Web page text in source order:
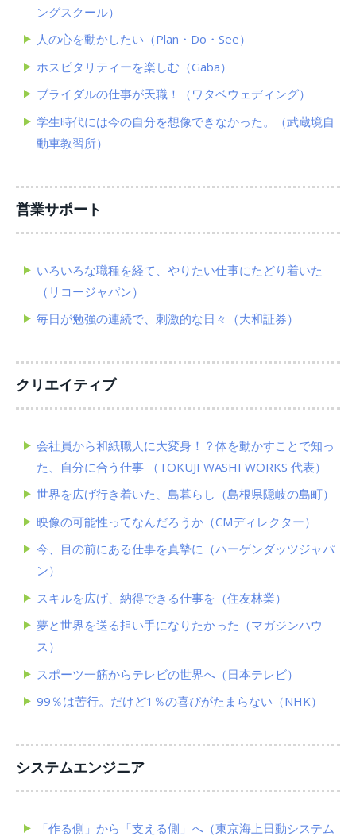
ングスクール）
人の心を動かしたい（Plan・Do・See）
ホスピタリティーを楽しむ（Gaba）
ブライダルの仕事が天職！（ワタベウェディング）
学生時代には今の自分を想像できなかった。（武蔵境自
動車教習所）
営業サポート
いろいろな職種を経て、やりたい仕事にたどり着いた
（リコージャパン）
毎日が勉強の連続で、刺激的な日々（大和証券）
クリエイティブ
会社員から和紙職人に大変身！？体を動かすことで知っ
た、自分に合う仕事 （TOKUJI WASHI WORKS 代表）
世界を広げ行き着いた、島暮らし（島根県隠岐の島町）
映像の可能性ってなんだろうか（CMディレクター）
今、目の前にある仕事を真摯に（ハーゲンダッツジャパ
ン）
スキルを広げ、納得できる仕事を（住友林業）
夢と世界を送る担い手になりたかった（マガジンハウ
ス）
スポーツ一筋からテレビの世界へ（日本テレビ）
99％は苦行。だけど1％の喜びがたまらない（NHK）
システムエンジニア
「作る側」から「支える側」へ（東京海上日動システム